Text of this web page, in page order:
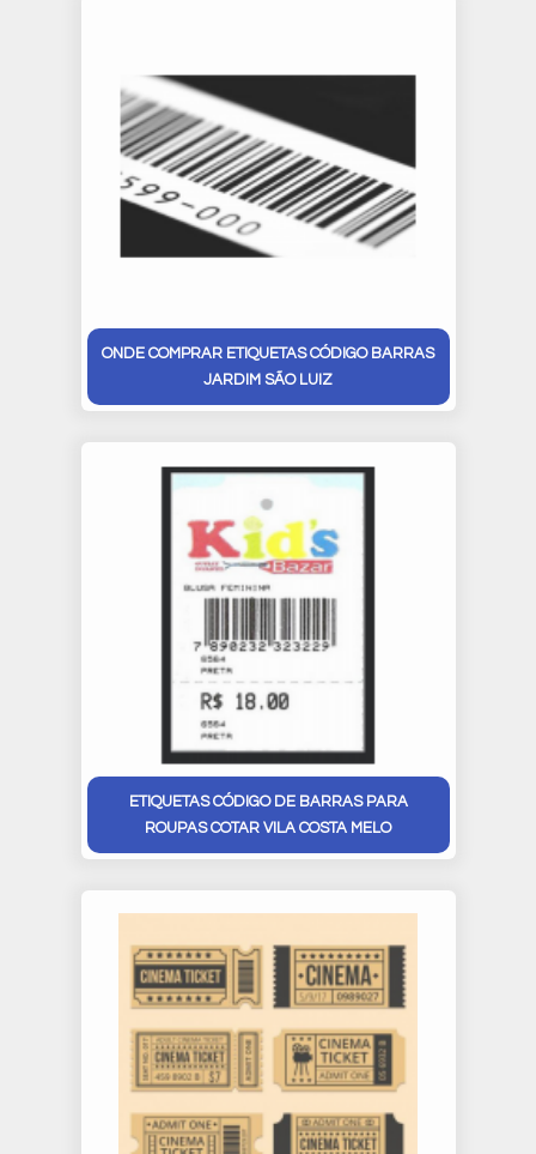
ONDE COMPRAR ETIQUETAS CÓDIGO BARRAS
JARDIM SÃO LUIZ
ETIQUETAS CÓDIGO DE BARRAS PARA
ROUPAS COTAR VILA COSTA MELO